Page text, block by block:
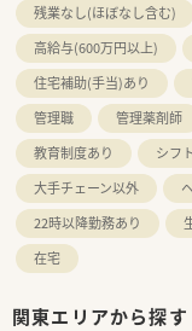
残業なし(ほぼなし含む)
高給与(600万円以上)
住宅補助(手当)あり
管理職
管理薬剤師
教育制度あり
シフ
大手チェーン以外
22時以降勤務あり
在宅
関東エリアから探す